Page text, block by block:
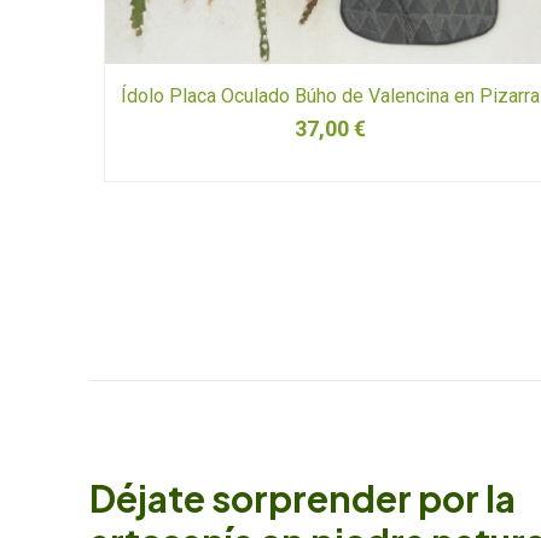
Ídolo Placa Oculado Búho de Valencina en Pizarra
37,00€
Déjate sorprender por la